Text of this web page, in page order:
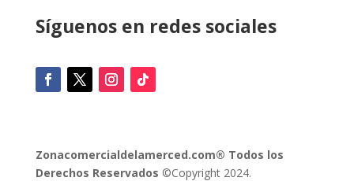
Síguenos en redes sociales
Zonacomercialdelamerced.com® Todos los
Derechos Reservados ©Copyright 2024.